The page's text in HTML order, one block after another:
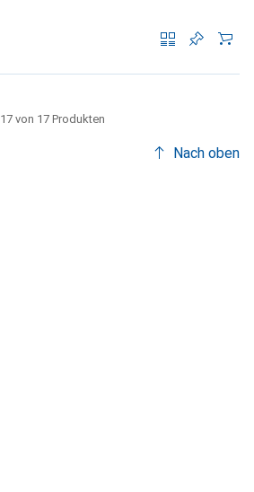
17 von 17 Produkten
Nach oben